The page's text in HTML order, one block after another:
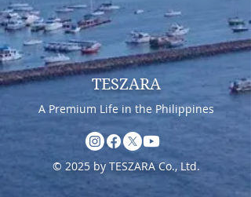
TESZARA
A Premium Life in the Philippines
© 2025 by TESZARA Co., Ltd.